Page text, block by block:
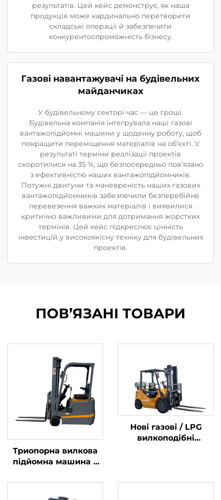
результатів. Цей кейс демонструє, як наша
продукція може кардинально перетворити
складські операції й забезпечити
конкурентоспроможність бізнесу.
Газові навантажувачі на будівельних
майданчиках
У будівельному секторі час — це гроші.
Будівельна компанія інтегрувала наші газові
вантажопідйомні машини у щоденну роботу, щоб
покращити переміщення матеріалів на об’єкті. У
результаті терміни реалізації проектів
скоротилися на 35 %, що безпосередньо пов’язано
з ефективністю наших вантажопідйомників.
Потужні двигуни та маневреність наших газових
вантажопідйомників забезпечили безперебійне
перевезення важких матеріалів і виявилися
критично важливими для дотримання жорстких
термінів. Цей кейс підкреслює цінність
інвестицій у високоякісну техніку для будівельних
проектів.
ПОВ’ЯЗАНІ ТОВАРИ
Триопорна вилкова
підйомна машина з
вагою 1,0 тонни,
Нові газові / LPG
вилкоподібні
доступними цінами